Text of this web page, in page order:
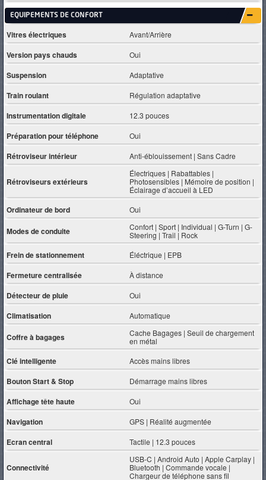
EQUIPEMENTS DE CONFORT
Vitres électriques Avant/Arrière
Version pays chauds Oui
Suspension Adaptative
Train roulant Régulation adaptative
Instrumentation digitale 12.3 pouces
Préparation pour téléphone Oui
Rétroviseur intérieur Anti-éblouissement | Sans Cadre
Rétroviseurs extérieurs
Électriques | Rabattables |
Photosensibles | Mémoire de position |
Éclairage d’accueil à LED
Ordinateur de bord Oui
Modes de conduite
Confort | Sport | Individual | G-Turn | G-
Steering | Trail | Rock
Frein de stationnement Éléctrique | EPB
Fermeture centralisée À distance
Détecteur de pluie Oui
Climatisation Automatique
Coffre à bagages
Cache Bagages | Seuil de chargement
en métal
Clé intelligente Accès mains libres
Bouton Start & Stop Démarrage mains libres
Affichage tête haute Oui
Navigation GPS | Réalité augmentée
Ecran central Tactile | 12.3 pouces
Connectivité
USB-C | Android Auto | Apple Carplay |
Bluetooth | Commande vocale |
Chargeur de téléphone sans fil